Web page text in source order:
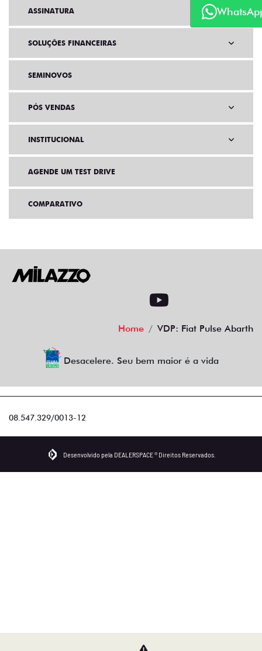
ASSINATURA
SOLUÇÕES FINANCEIRAS
SEMINOVOS
PÓS VENDAS
INSTITUCIONAL
AGENDE UM TEST DRIVE
COMPARATIVO
Home VDP: Fiat Pulse Abarth
Desacelere. Seu bem maior é a vida
08.547.329/0013-12
Desenvolvido pela DEALERSPACE ® Direitos Reservados.